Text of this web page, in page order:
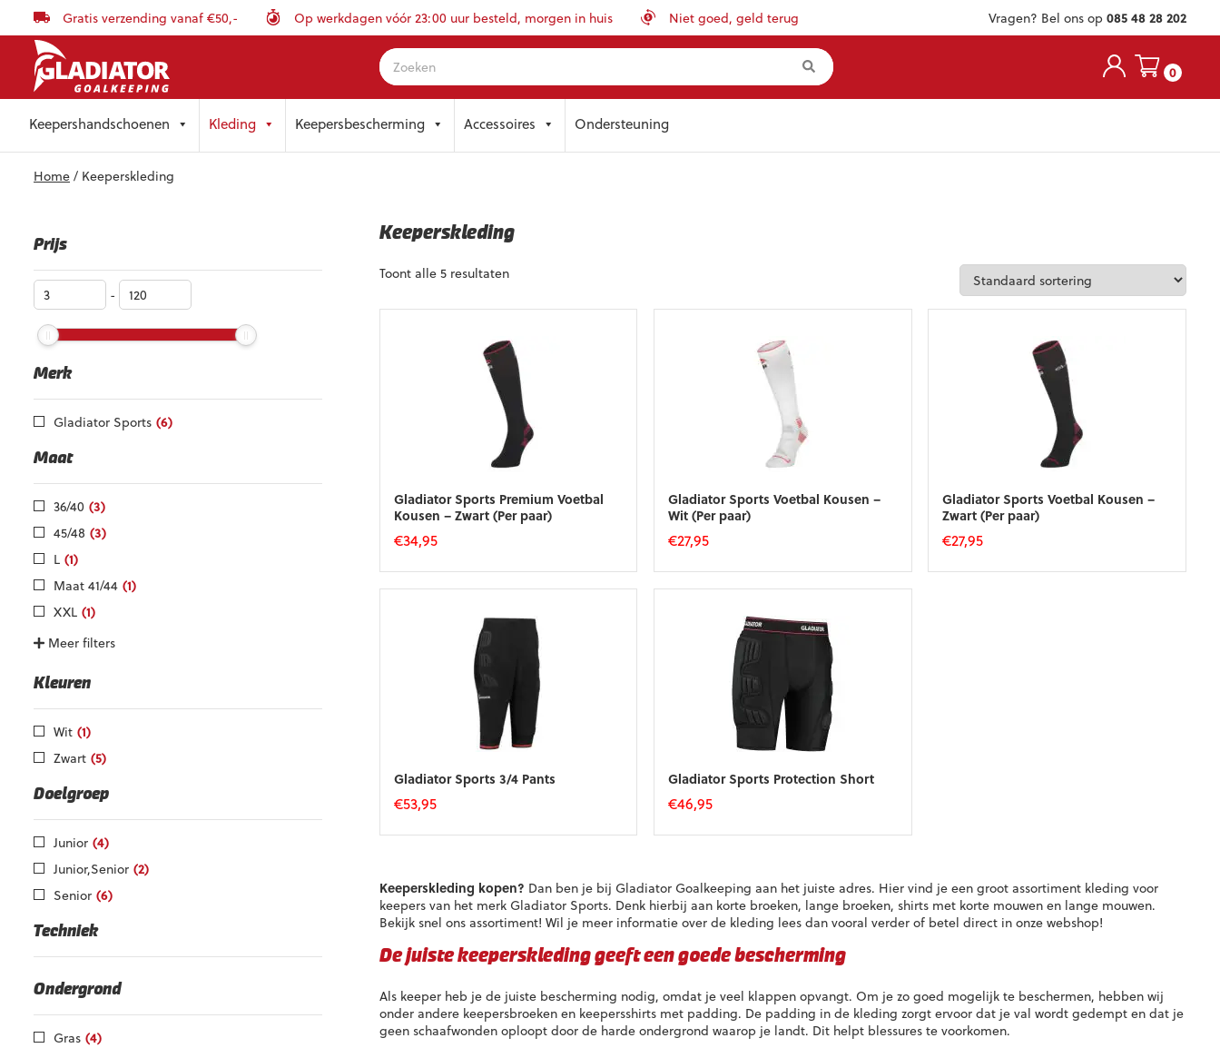
Gratis verzending vanaf €50,- Op werkdagen vóór 23:00 uur besteld, morgen in huis Niet goed, geld terug Vragen? Bel ons op085 48 28 202
0
toKeepershandschoenen Kleding Keepersbescherming Accessoires Ondersteuning
Home/ Keeperskleding
Prijs
-
Merk
Gladiator Sports (6)
Maat
36/40 (3)
45/48 (3)
L (1)
Maat 41/44 (1)
XXL (1)
Meer filters
Kleuren
Wit (1)
Zwart (5)
Doelgroep
Junior (4)
Junior,Senior (2)
Senior (6)
Techniek
Ondergrond
Gras (4)
Keeperskleding
Toont alle 5 resultaten
Gladiator Sports Premium Voetbal
Kousen – Zwart (Per paar)
€34,95
productpagina
Gladiator Sports Voetbal Kousen –
Wit (Per paar)
€27,95
productpagina
Gladiator Sports Voetbal Kousen –
Zwart (Per paar)
€27,95
Gladiator Sports 3/4 Pants
€53,95
meerdere
variaties.
Deze
optie
kan
gekozen
op
de
productpagina
Gladiator Sports Protection Short
€46,95
meerdere
variaties.
Deze
optie
kan
gekozen
op
de
productpagina
Keeperskleding kopen? Dan ben je bij Gladiator Goalkeeping aan het juiste adres. Hier vind je een groot assortiment kleding voor
keepers van het merk Gladiator Sports. Denk hierbij aan korte broeken, lange broeken, shirts met korte mouwen en lange mouwen.
Bekijk snel ons assortiment! Wil je meer informatie over de kleding lees dan vooral verder of betel direct in onze webshop!
De juiste keeperskleding geeft een goede bescherming
Als keeper heb je de juiste bescherming nodig, omdat je veel klappen opvangt. Om je zo goed mogelijk te beschermen, hebben wij
onder andere keepersbroeken en keepersshirts met padding. De padding in de kleding zorgt ervoor dat je val wordt gedempt en dat je
geen schaafwonden oploopt door de harde ondergrond waarop je landt. Dit helpt blessures te voorkomen.